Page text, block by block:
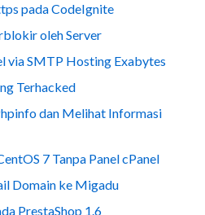
pada CodeIgnite
oleh Server
via SMTP Hosting Exabytes
Terhacked
dan Melihat Informasi
7 Tanpa Panel cPanel
Domain ke Migadu
PrestaShop 1.6